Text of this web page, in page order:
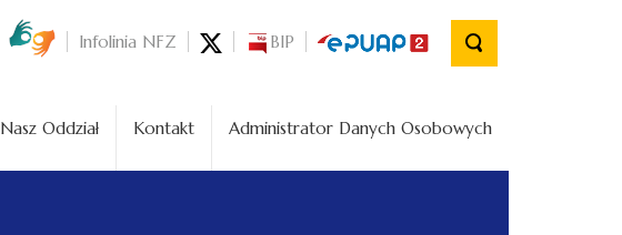
Infolinia NFZ BIP
Nasz Oddział Kontakt Administrator Danych Osobowych